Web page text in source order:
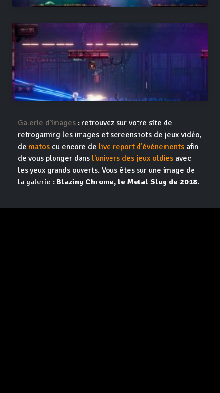
Galerie d'images : retrouvez sur votre site de
retrogaming les images et screenshots de jeux vidéo,
de matos ou encore de live report d'événements afin
de vous plonger dans l'univers des jeux oldies avec
les yeux grands ouverts. Vous êtes sur une image de
la galerie : Blazing Chrome, le Metal Slug de 2018.